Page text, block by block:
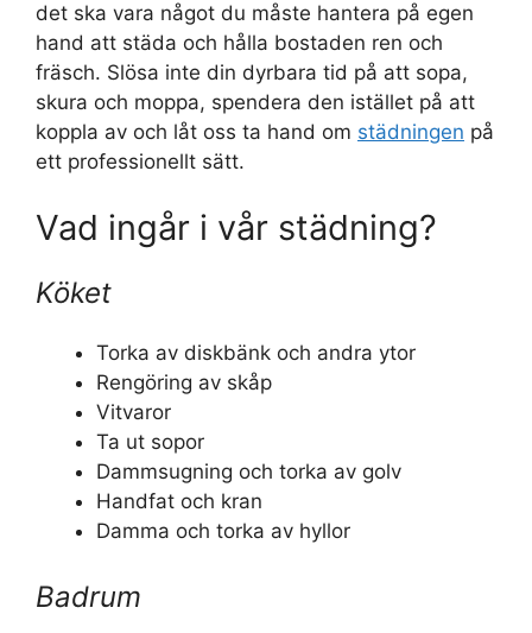
det ska vara något du måste hantera på egen
hand att städa och hålla bostaden ren och
fräsch. Slösa inte din dyrbara tid på att sopa,
skura och moppa, spendera den istället på att
koppla av och låt oss ta hand om städningen på
ett professionellt sätt.
Vad ingår i vår städning?
Köket
Torka av diskbänk och andra ytor
Rengöring av skåp
Vitvaror
Ta ut sopor
Dammsugning och torka av golv
Handfat och kran
Damma och torka av hyllor
Badrum